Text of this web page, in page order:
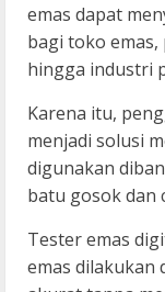
emas dapat
bagi toko
hingga industri
Karena itu,
menjadi solusi
digunakan
batu gosok dan
Tester emas
emas dilakukan